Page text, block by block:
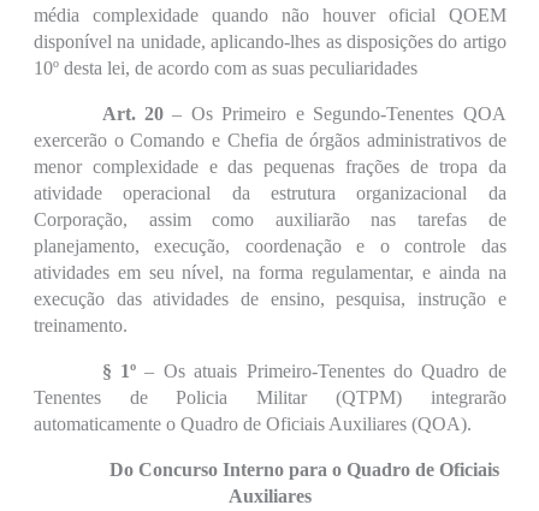
média complexidade quando não houver oficial QOEM
disponível na unidade, aplicando-lhes as disposições do artigo
10º desta lei, de acordo com as suas peculiaridades
Art. 20 – Os Primeiro e Segundo-Tenentes QOA
exercerão o Comando e Chefia de órgãos administrativos de
menor complexidade e das pequenas frações de tropa da
atividade operacional da estrutura organizacional da
Corporação, assim como auxiliarão nas tarefas de
planejamento, execução, coordenação e o controle das
atividades em seu nível, na forma regulamentar, e ainda na
execução das atividades de ensino, pesquisa, instrução e
treinamento.
§ 1º– Os atuais Primeiro-Tenentes do Quadro de
Tenentes de Policia Militar (QTPM) integrarão
automaticamente o Quadro de Oficiais Auxiliares (QOA).
Do Concurso Interno para o Quadro de Oficiais
Auxiliares